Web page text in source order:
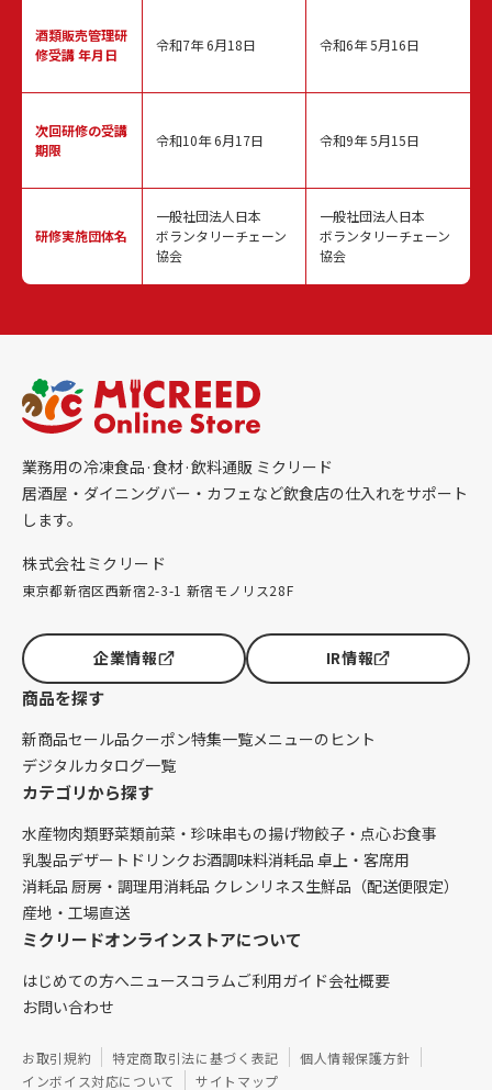
酒類販売管理研
修受講 年月日
次回研修の受講
期限
研修実施団体名
令和7年 6月18日
令和10年 6月17日
一般社団法人日本
ボランタリーチェーン
協会
令和6年 5月16日
令和9年 5月15日
一般社団法人日本
ボランタリーチェーン
協会
業務用の冷凍食品·食材·飲料通販 ミクリード
居酒屋・ダイニングバー・カフェなど飲食店の仕入れをサポート
します。
株式会社ミクリード
東京都新宿区西新宿2-3-1 新宿モノリス28F
企業情報 IR情報
商品を探す
新商品セール品クーポン特集一覧メニューのヒント
デジタルカタログ一覧
カテゴリから探す
水産物肉類野菜類前菜・珍味串もの揚げ物餃子・点心お食事
乳製品デザート ドリンク お酒調味料消耗品 卓上・客席用
消耗品 厨房・調理用消耗品 クレンリネス生鮮品（配送便限定）
産地・工場直送
ミクリードオンラインストアについて
はじめての方へニュースコラムご利用ガイド会社概要
お問い合わせ
お取引規約 特定商取引法に基づく表記
個人情報保護方針
インボイス対応について
サイトマップ